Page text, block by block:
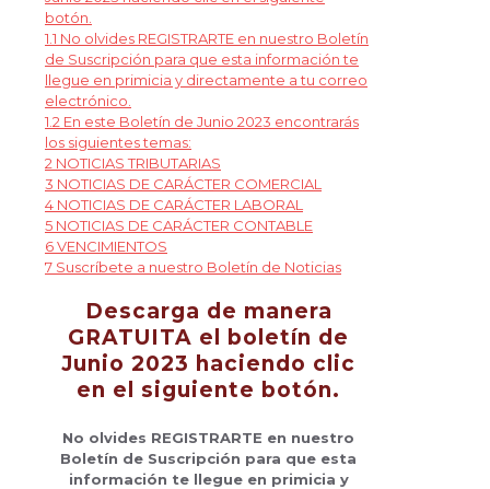
botón.
1.1 No olvides REGISTRARTE en nuestro Boletín
de Suscripción para que esta información te
llegue en primicia y directamente a tu correo
electrónico.
1.2 En este Boletín de Junio 2023 encontrarás
los siguientes temas:
2 NOTICIAS TRIBUTARIAS
3 NOTICIAS DE CARÁCTER COMERCIAL
4 NOTICIAS DE CARÁCTER LABORAL
5 NOTICIAS DE CARÁCTER CONTABLE
6VENCIMIENTOS
7 Suscríbete a nuestro Boletín de Noticias
Descarga de manera
GRATUITA el boletín de
Junio 2023 haciendo clic
en el siguiente botón.
No olvides REGISTRARTE en nuestro
Boletín de Suscripción para que esta
información te llegue en primicia y